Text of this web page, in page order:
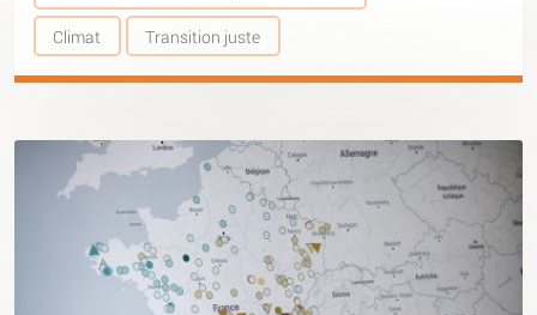
Climat Transition juste